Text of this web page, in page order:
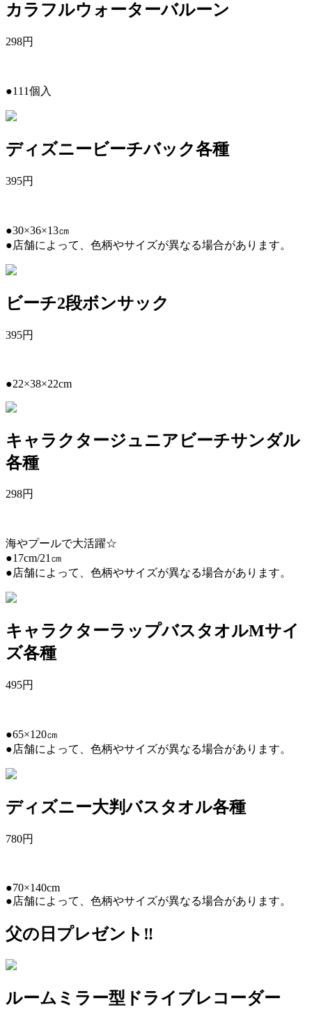
カラフルウォーターバルーン
298円
●111個入
ディズニービーチバック各種
395円
●30×36×13㎝
●店舗によって、色柄やサイズが異なる場合があります。
ビーチ2段ボンサック
395円
●22×38×22cm
キャラクタージュニアビーチサンダル
各種
298円
海やプールで大活躍☆
●17cm/21㎝
●店舗によって、色柄やサイズが異なる場合があります。
キャラクターラップバスタオルMサイ
ズ各種
495円
●65×120㎝
●店舗によって、色柄やサイズが異なる場合があります。
ディズニー大判バスタオル各種
780円
●70×140cm
●店舗によって、色柄やサイズが異なる場合があります。
父の日プレゼント‼︎
ルームミラー型ドライブレコーダー